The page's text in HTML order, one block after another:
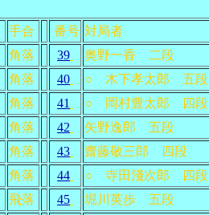
手合 番号 対局者
角落 39 奥野一香 二段
角落 40 ○ 木下孝太郎 五段
角落 41 ○ 岡村豊太郎 四段
角落 42 矢野逸郎 五段
角落 43 齋藤敬三郎 四段
角落 44 ○ 寺田淺次郎 四段
飛落 45 堀川英歩 五段